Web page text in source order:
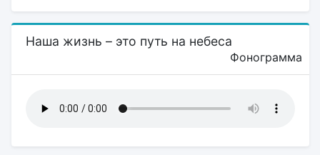
Наша жизнь – это путь на небеса
Фонограмма